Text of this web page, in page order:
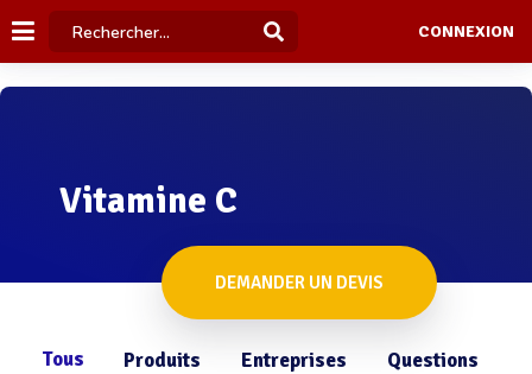
CONNEXION
Vitamine C
DEMANDER UN DEVIS
Tous Produits Entreprises Questions